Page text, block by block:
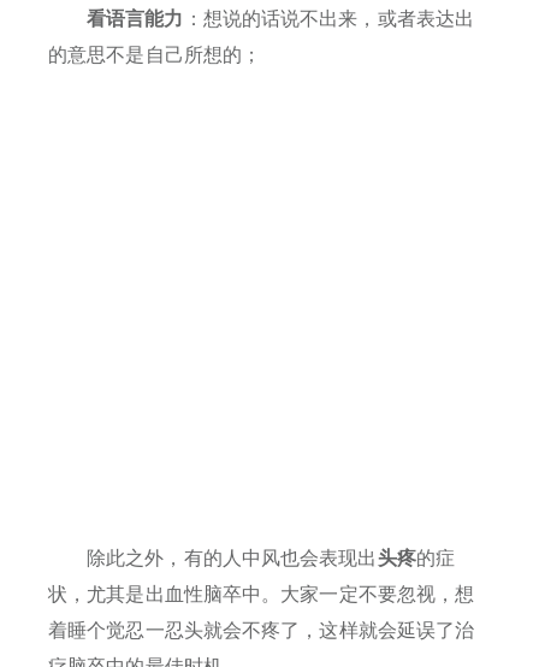
看语言能力 ：想说的话说不出来，或者表达出
的意思不是自己所想的；
除此之外，有的人中风也会表现出头疼的症
状，尤其是出血性脑卒中。大家一定不要忽视，想
着睡个觉忍一忍头就会不疼了，这样就会延误了治